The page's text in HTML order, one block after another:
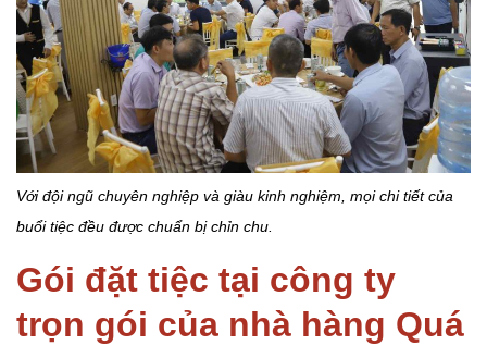
Với đội ngũ chuyên nghiệp và giàu kinh nghiệm, mọi chi tiết của
buổi tiệc đều được chuẩn bị chỉn chu.
Gói đặt tiệc tại công ty
trọn gói của nhà hàng Quá